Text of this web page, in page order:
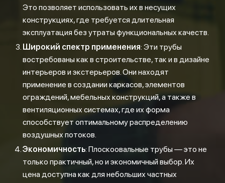
Это позволяет использовать их в несущих
конструкциях, где требуется длительная
эксплуатация без утраты функциональных качеств.
Широкий спектр применения: Эти трубы
востребованы как в строительстве, так и в дизайне
интерьеров и экстерьеров. Они находят
применение в создании каркасов, элементов
ограждений, мебельных конструкций, а также в
вентиляционных системах, где их форма
способствует оптимальному распределению
воздушных потоков.
Экономичность: Плоскоовальные трубы — это не
только практичный, но и экономичный выбор. Их
цена доступна как для небольших частных